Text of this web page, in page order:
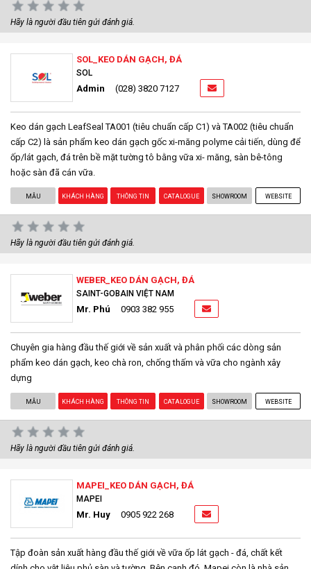
Hãy là người đầu tiên gửi đánh giá.
SOL_KEO DÁN GẠCH, ĐÁ
SOL
Admin (028) 3820 7127
Keo dán gạch LeafSeal TA001 (tiêu chuẩn cấp C1) và TA002 (tiêu chuẩn
cấp C2) là sản phẩm keo dán gạch gốc xi-măng polyme cải tiến, dùng để
ốp/lát gạch, đá trên bề mặt tường tô bằng vữa xi- măng, sàn bê-tông
hoặc sàn đã cán vữa.
MẪU KHÁCH HÀNG THÔNG TIN CATALOGUE SHOWROOM WEBSITE
Hãy là người đầu tiên gửi đánh giá.
WEBER_KEO DÁN GẠCH, ĐÁ
SAINT-GOBAIN VIỆT NAM
Mr. Phú 0903 382 955
Chuyên gia hàng đầu thế giới về sản xuất và phân phối các dòng sản
phẩm keo dán gạch, keo chà ron, chống thấm và vữa cho ngành xây
dựng
MẪU KHÁCH HÀNG THÔNG TIN CATALOGUE SHOWROOM WEBSITE
Hãy là người đầu tiên gửi đánh giá.
MAPEI_KEO DÁN GẠCH, ĐÁ
MAPEI
Mr. Huy 0905 922 268
Tập đoàn sản xuất hàng đầu thế giới về vữa ốp lát gạch - đá, chất kết